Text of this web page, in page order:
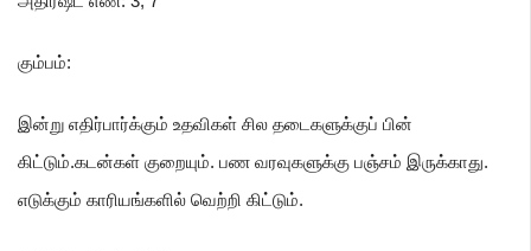
கும்பம்:
இன்று எதிர்பார்க்கும் உதவிகள் சில தடைகளுக்குப் பின்
கிட்டும்.கடன்கள் குறையும். பண வரவுகளுக்கு பஞ்சம் இருக்காது.
எடுக்கும் காரியங்களில் வெற்றி கிட்டும்.